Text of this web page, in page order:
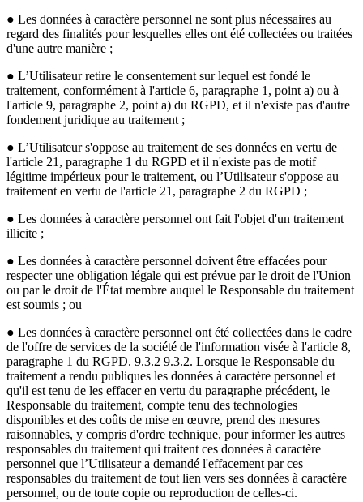
● Les données à caractère personnel ne sont plus nécessaires au
regard des finalités pour lesquelles elles ont été collectées ou traitées
d'une autre manière ;
● L’Utilisateur retire le consentement sur lequel est fondé le
traitement, conformément à l'article 6, paragraphe 1, point a) ou à
l'article 9, paragraphe 2, point a) du RGPD, et il n'existe pas d'autre
fondement juridique au traitement ;
● L’Utilisateur s'oppose au traitement de ses données en vertu de
l'article 21, paragraphe 1 du RGPD et il n'existe pas de motif
légitime impérieux pour le traitement, ou l’Utilisateur s'oppose au
traitement en vertu de l'article 21, paragraphe 2 du RGPD ;
● Les données à caractère personnel ont fait l'objet d'un traitement
illicite ;
● Les données à caractère personnel doivent être effacées pour
respecter une obligation légale qui est prévue par le droit de l'Union
ou par le droit de l'État membre auquel le Responsable du traitement
est soumis ; ou
● Les données à caractère personnel ont été collectées dans le cadre
de l'offre de services de la société de l'information visée à l'article 8,
paragraphe 1 du RGPD. 9.3.2 9.3.2. Lorsque le Responsable du
traitement a rendu publiques les données à caractère personnel et
qu'il est tenu de les effacer en vertu du paragraphe précédent, le
Responsable du traitement, compte tenu des technologies
disponibles et des coûts de mise en œuvre, prend des mesures
raisonnables, y compris d'ordre technique, pour informer les autres
responsables du traitement qui traitent ces données à caractère
personnel que l’Utilisateur a demandé l'effacement par ces
responsables du traitement de tout lien vers ses données à caractère
personnel, ou de toute copie ou reproduction de celles-ci.